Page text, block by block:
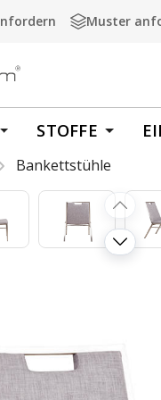
Muster
STOFFE
Bankettstühle